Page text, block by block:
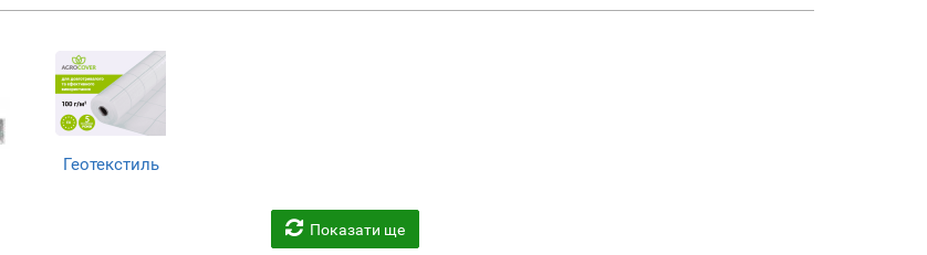
Геотекстиль
Показати ще